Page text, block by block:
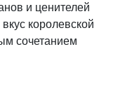
и ценителей
королевской
сочетанием